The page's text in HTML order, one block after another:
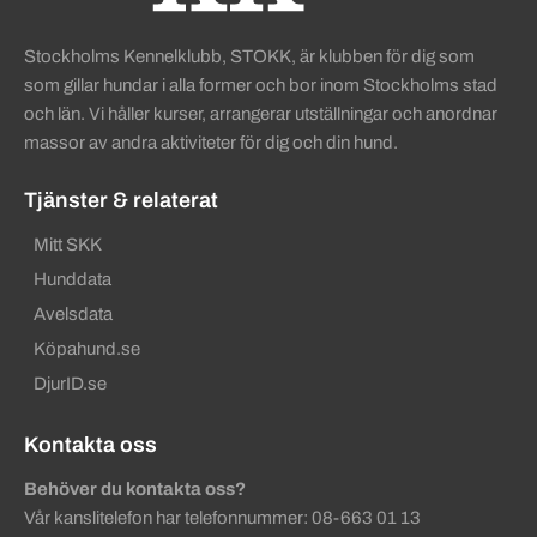
Stockholms Kennelklubb, STOKK, är klubben för dig som
som gillar hundar i alla former och bor inom Stockholms stad
och län. Vi håller kurser, arrangerar utställningar och anordnar
massor av andra aktiviteter för dig och din hund.
Tjänster & relaterat
Mitt SKK
Hunddata
Avelsdata
Köpahund.se
DjurID.se
Kontakta oss
Behöver du kontakta oss?
Vår kanslitelefon har telefonnummer: 08-663 01 13